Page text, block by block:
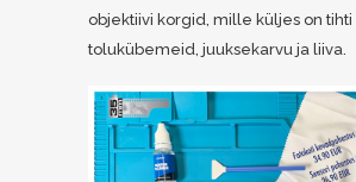
objektiivi korgid, mille küljes on tihti
tolukübemeid, juuksekarvu ja liiva.